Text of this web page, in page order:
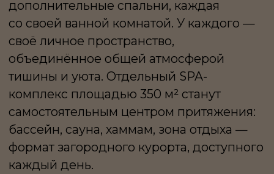
кафе-кондитерская, салон красоты,
детские площадки. Всё устроено так,
чтобы повседневность была комфортной,
но не суетной. Пространство для семьи,
для тишины, для новой главы жизни
ЭТА РЕЗИДЕНЦИЯ —
О БАЛАНСЕ. О ДОМЕ,
В КОТОРОМ МАСШТАБ